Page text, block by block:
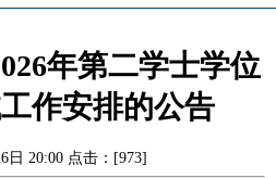
年第二学士学位
作安排的公告
日 20:00 点击：[973]